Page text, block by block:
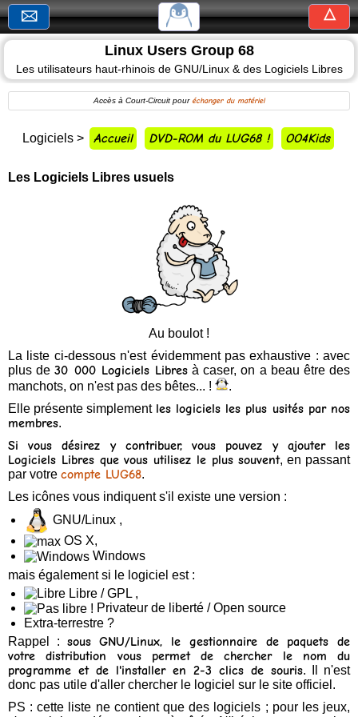
Linux
Group
68
utilisateurs
de
Présentation
de
l'association
Forum
Débutant
Logiciels
Photos
Détente
🖂 △
Linux Users Group 68
Les utilisateurs haut-rhinois de GNU/Linux & des Logiciels Libres
Accès à Court-Circuit pour échanger du matériel
Logiciels > Accueil DVD-ROM du LUG68 ! OO4Kids
Les Logiciels Libres usuels
Au boulot !
La liste ci-dessous n'est évidemment pas exhaustive : avec
plus de30 000 Logiciels Libresà caser, on a beau être des
manchots, on n'est pas des bêtes... !
.
Elle présente simplement les logiciels les plus usités par nos
membres.
Si vous désirez y contribuer, vous pouvez y ajouter les
Logiciels Libres que vous utilisez le plus souvent, en passant
par votre compte LUG68.
Les icônes vous indiquent s'il existe une version :
GNU/Linux ,
OS X,
Windows
mais également si le logiciel est :
Libre / GPL ,
Privateur de liberté / Open source
Extra-terrestre ?
Rappel : sous GNU/Linux, le gestionnaire de paquets de
votre distribution vous permet de chercher le nom du
programme et de l'installer en 2-3 clics de souris. Il n'est
donc pas utile d'aller chercher le logiciel sur le site officiel.
PS : cette liste ne contient que des logiciels ; pour les jeux,